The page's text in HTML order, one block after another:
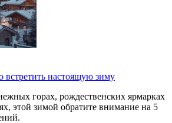
встретить настоящую зиму
горах, рождественских ярмарках
этой зимой обратите внимание на 5